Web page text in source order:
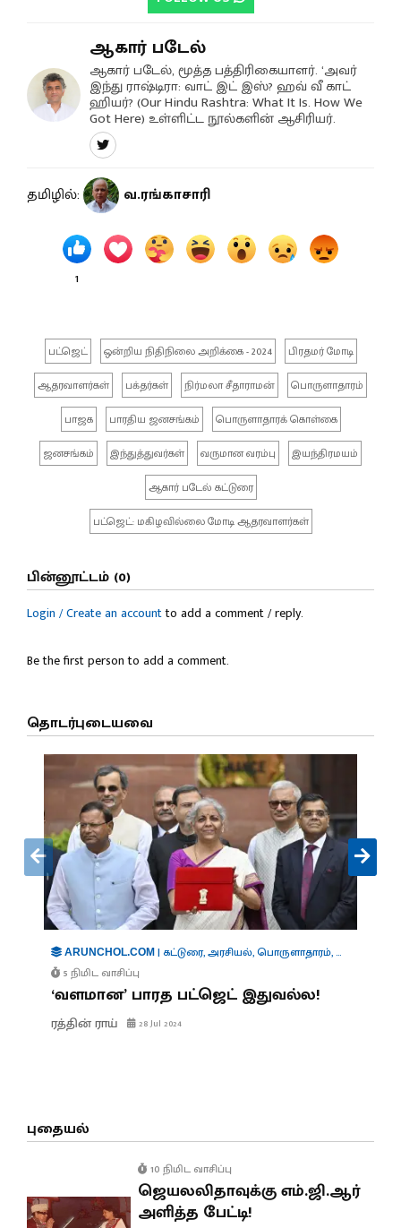
ஆகார் படேல்
ஆகார் படேல், மூத்த பத்திரிகையாளர். ‘அவர்
இந்து ராஷ்டிரா: வாட் இட் இஸ்? ஹவ் வீ காட்
ஹியர்? (Our Hindu Rashtra: What It Is. How We
Got Here) உள்ளிட்ட நூல்களின் ஆசிரியர்.
தமிழில்: வ.ரங்காசாரி
1
பட்ஜெட் ஒன்றிய நிதிநிலை அறிக்கை - 2024
பிரதமர் மோடி
ஆதரவாளர்கள்
பக்தர்கள் நிர்மலா சீதாராமன்
பொருளாதாரம்
பாஜக
பாரதிய ஜனசங்கம்
பொருளாதாரக் கொள்கை
ஜனசங்கம்
இந்துத்துவர்கள் வருமான வரம்பு
இயந்திரமயம்
ஆகார் படேல் கட்டுரை
பட்ஜெட்: மகிழவில்லை மோடி ஆதரவாளர்கள்
பின்னூட்டம் (0)
Login / Create an accountto add a comment / reply.
Be the first person to add a comment.
தொடர்புடையவை
ARUNCHOL.COM |கட்டுரை,அரசியல்,பொருளாதாரம்,நிர்வாகம்
5 நிமிட வாசிப்பு
‘வளமான’ பாரத பட்ஜெட் இதுவல்ல!
ரத்தின் ராய் 28 Jul 2024
புதையல்
10 நிமிட வாசிப்பு
ஜெயலலிதாவுக்கு எம்.ஜி.ஆர்
அளித்த பேட்டி!